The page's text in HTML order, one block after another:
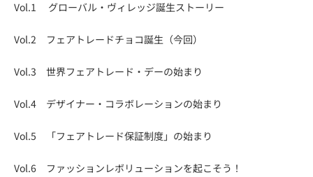
Vol.1 グローバル・ヴィレッジ誕生ストーリー
Vol.2 フェアトレードチョコ誕生（今回）
Vol.3 世界フェアトレード・デーの始まり
Vol.4 デザイナー・コラボレーションの始まり
Vol.5 「フェアトレード保証制度」の始まり
Vol.6 ファッションレボリューションを起こそう！